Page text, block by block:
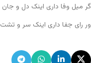
گر میل وفا داری اینک دل و جان
ور رای جفا داری اینک سر و تشت